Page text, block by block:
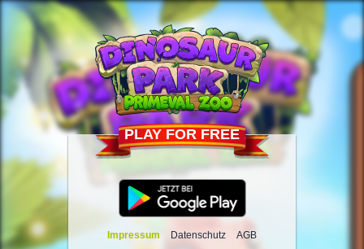
PLAY FOR FREE
Impressum Datenschutz
AGB